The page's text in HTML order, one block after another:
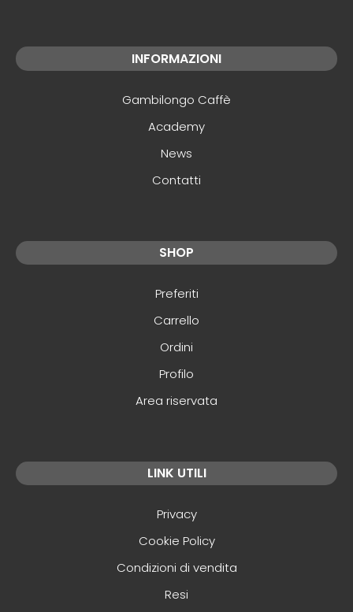
INFORMAZIONI
Gambilongo Caffè
Academy
News
Contatti
SHOP
Preferiti
Carrello
Ordini
Profilo
Area riservata
LINK UTILI
Privacy
Cookie Policy
Condizioni di vendita
Resi